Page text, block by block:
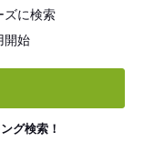
ズに検索
開始
グ検索！